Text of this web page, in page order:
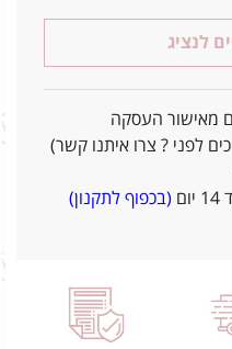
לנציג
(בכפוף לתקנון)